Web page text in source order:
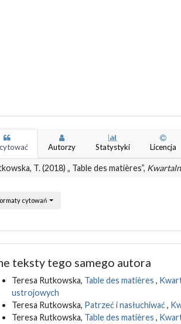
Autorzy Statystyki Licencja
T. (2018) „ Table des matières”,
cytowań
teksty tego samego autora
Teresa Rutkowska, Table des matières ,
ustrojowych
Teresa Rutkowska, Patrzeć i nasłuchiwać,
Teresa Rutkowska, Table des matières ,